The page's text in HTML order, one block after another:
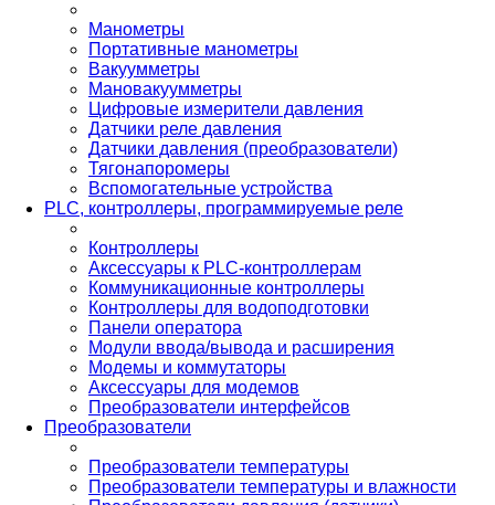
Манометры
Портативные манометры
Вакуумметры
Мановакуумметры
Цифровые измерители давления
Датчики реле давления
Датчики давления (преобразователи)
Тягонапоромеры
Вспомогательные устройства
PLС, контроллеры, программируемые реле
Контроллеры
Аксессуары к PLC-контроллерам
Коммуникационные контроллеры
Контроллеры для водоподготовки
Панели оператора
Модули ввода/вывода и расширения
Модемы и коммутаторы
Аксессуары для модемов
Преобразователи интерфейсов
Преобразователи
Преобразователи температуры
Преобразователи температуры и влажности